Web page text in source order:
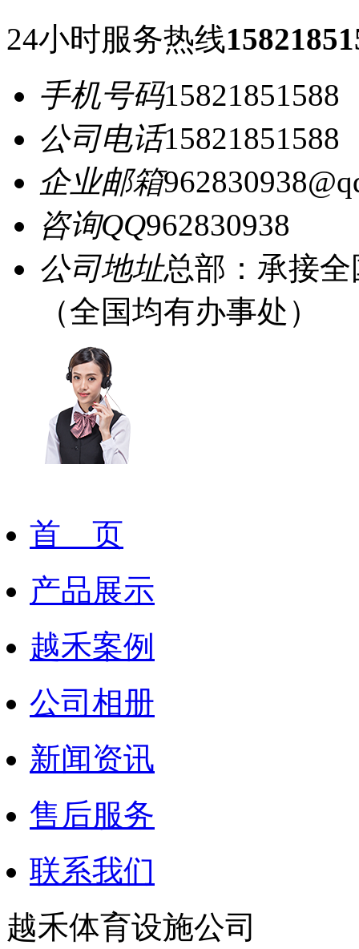
24小时服务热线
手机号码15821851588
公司电话15821851588
企业邮箱
咨询QQ962830938
公司地址总部：承接
（全国均有办事处）
首 页
产品展示
越禾案例
公司相册
新闻资讯
售后服务
联系我们
越禾体育设施公司